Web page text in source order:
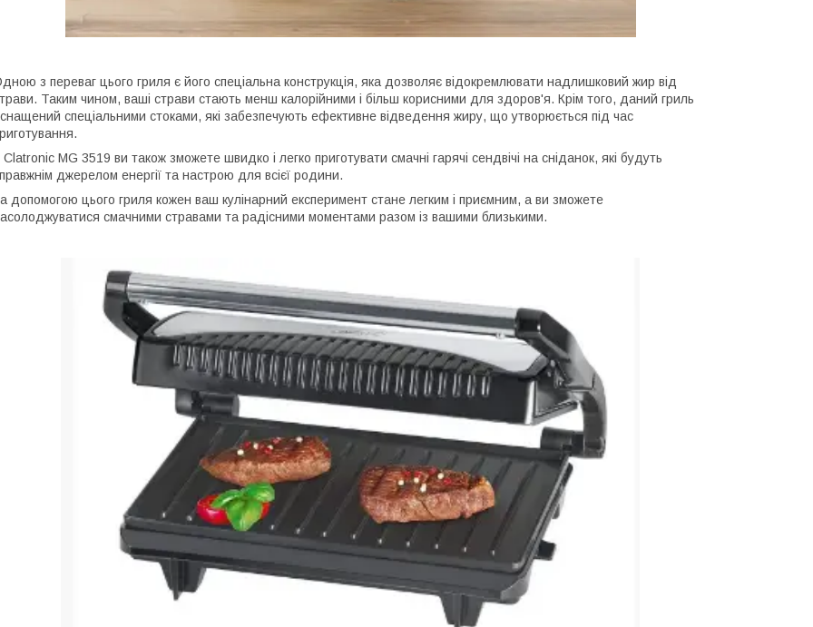
з переваг цього гриля є його спеціальна конструкція, яка дозволяє відокремлювати надлишковий жир від
Таким чином, ваші страви стають менш калорійними і більш корисними для здоров'я. Крім того, даний гриль
спеціальними стоками, які забезпечують ефективне відведення жиру, що утворюється під час
Clatronic MG 3519 ви також зможете швидко і легко приготувати смачні гарячі сендвічі на сніданок, які будуть
джерелом енергії та настрою для всієї родини.
допомогою цього гриля кожен ваш кулінарний експеримент стане легким і приємним, а ви зможете
смачними стравами та радісними моментами разом із вашими близькими.